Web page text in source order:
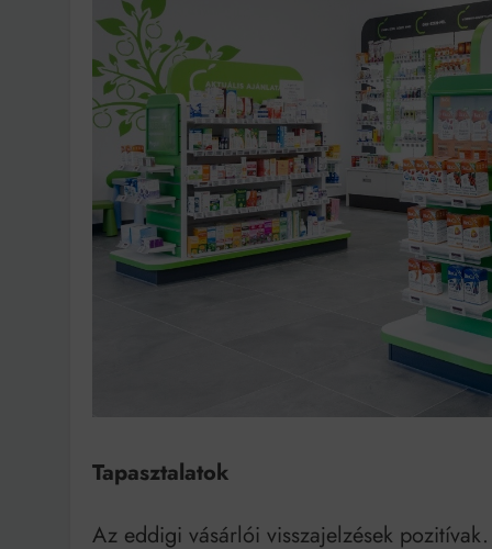
Tapasztalatok
Az eddigi vásárlói visszajelzések